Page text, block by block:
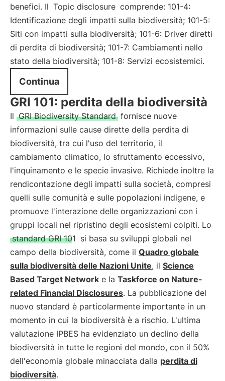
benefici. Il Topic disclosure comprende: 101-4:
Identificazione degli impatti sulla biodiversità; 101-5:
Siti con impatti sulla biodiversità; 101-6: Driver diretti
di perdita di biodiversità; 101-7: Cambiamenti nello
stato della biodiversità; 101-8: Servizi ecosistemici.
Continua
GRI 101: perdita della biodiversità
Il GRI Biodiversity Standard fornisce nuove
informazioni sulle cause dirette della perdita di
biodiversità, tra cui l'uso del territorio, il
cambiamento climatico, lo sfruttamento eccessivo,
l'inquinamento e le specie invasive. Richiede inoltre la
rendicontazione degli impatti sulla società, compresi
quelli sulle comunità e sulle popolazioni indigene, e
promuove l'interazione delle organizzazioni con i
gruppi locali nel ripristino degli ecosistemi colpiti. Lo
standard GRI 101 si basa su sviluppi globali nel
campo della biodiversità, come il Quadro globale
sulla biodiversità delle Nazioni Unite, il Science
Based Target Network e la Taskforce on Nature-
related Financial Disclosures. La pubblicazione del
nuovo standard è particolarmente importante in un
momento in cui la biodiversità è a rischio. L'ultima
valutazione IPBES ha evidenziato un declino della
biodiversità in tutte le regioni del mondo, con il 50%
dell'economia globale minacciata dalla perdita di
biodiversità.